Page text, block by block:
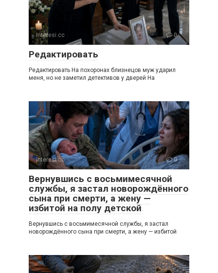
Interesi.cc 0
Редактировать
Редактировать На похоронах близнецов муж ударил
меня, но не заметил детективов у дверей На
Interesi.cc 0
Вернувшись с восьмимесячной
службы, я застал новорождённого
сына при смерти, а жену —
избитой на полу детской
Вернувшись с восьмимесячной службы, я застал
новорождённого сына при смерти, а жену — избитой